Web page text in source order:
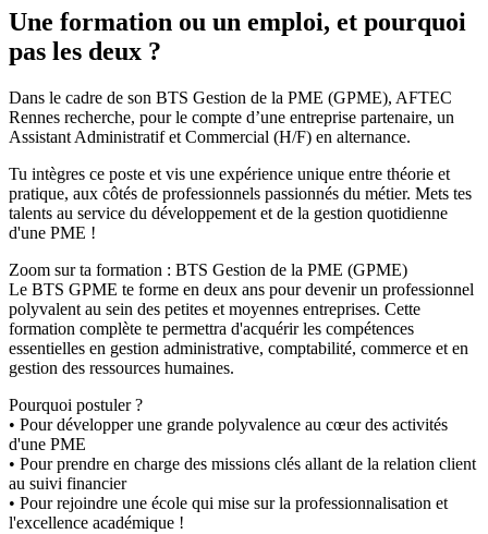
Une formation ou un emploi, et pourquoi
pas les deux ?
Dans le cadre de son BTS Gestion de la PME (GPME), AFTEC
Rennes recherche, pour le compte d’une entreprise partenaire, un
Assistant Administratif et Commercial (H/F) en alternance.
Tu intègres ce poste et vis une expérience unique entre théorie et
pratique, aux côtés de professionnels passionnés du métier. Mets tes
talents au service du développement et de la gestion quotidienne
d'une PME !
Zoom sur ta formation : BTS Gestion de la PME (GPME)
Le BTS GPME te forme en deux ans pour devenir un professionnel
polyvalent au sein des petites et moyennes entreprises. Cette
formation complète te permettra d'acquérir les compétences
essentielles en gestion administrative, comptabilité, commerce et en
gestion des ressources humaines.
Pourquoi postuler ?
• Pour développer une grande polyvalence au cœur des activités
d'une PME
• Pour prendre en charge des missions clés allant de la relation client
au suivi financier
• Pour rejoindre une école qui mise sur la professionnalisation et
l'excellence académique !